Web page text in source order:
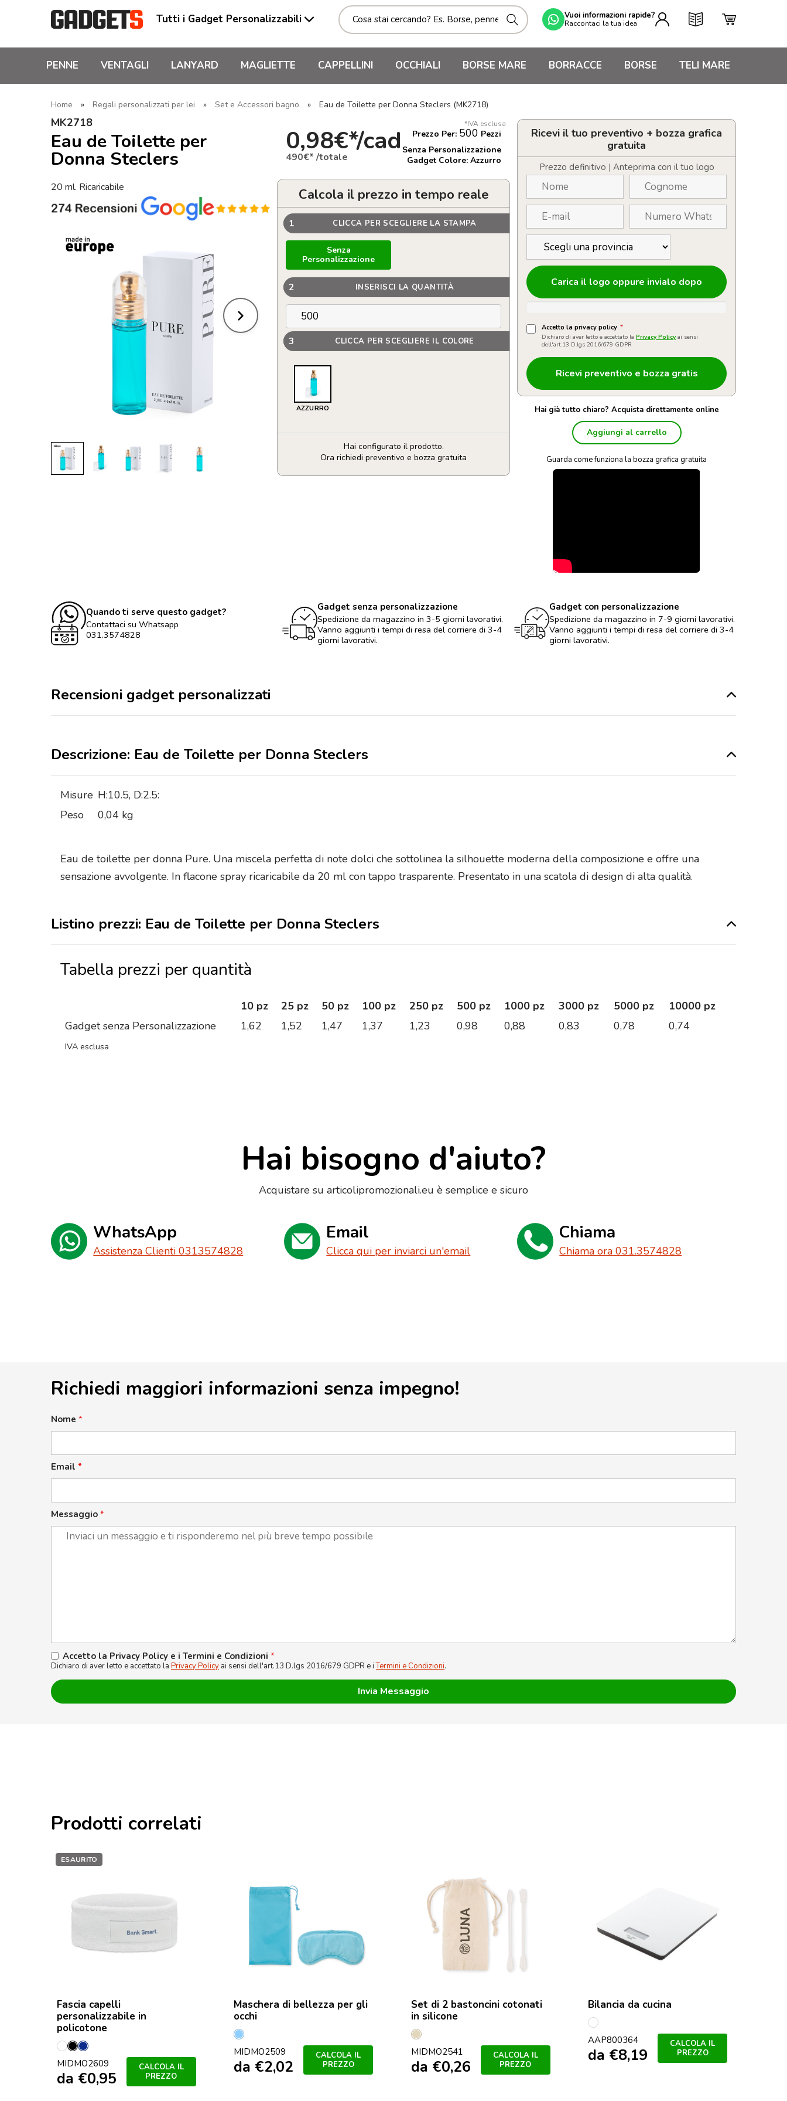
Tutti i Gadget Personalizzabili Vuoi informazioni rapide?
Raccontaci la tua idea
PENNE VENTAGLI LANYARD MAGLIETTE CAPPELLINI OCCHIALI BORSE MARE BORRACCE BORSE TELI MARE
Home » Regali personalizzati per lei » Set e Accessori bagno » Eau de Toilette per Donna Steclers (MK2718)
MK2718
Eau de Toilette per
Donna Steclers
20 ml. Ricaricabile
*IVA esclusa
0,98€*/cad
490€* /totale
Prezzo Per: 500 Pezzi
Senza Personalizzazione
Gadget Colore: Azzurro
Calcola il prezzo in tempo reale
1 CLICCA PER SCEGLIERE LA STAMPA
Senza
Personalizzazione
2 INSERISCI LA QUANTITÀ
3 CLICCA PER SCEGLIERE IL COLORE
AZZURRO
Hai configurato il prodotto.
Ora richiedi preventivo e bozza gratuita
Eau
Ricevi il tuo preventivo + bozza grafica
gratuita
Prezzo definitivo | Anteprima con il tuo logo
Carica il logo oppure invialo dopo
Accetto la privacy policy *
Dichiaro di aver letto e accettato la Privacy Policy ai sensi
dell'art.13 D.lgs 2016/679 GDPR
Hai già tutto chiaro? Acquista direttamente online
Aggiungi al carrello
Guarda come funziona la bozza grafica gratuita
Quando ti serve questo gadget?
Contattaci su Whatsapp
031.3574828
Gadget senza personalizzazione
Spedizione da magazzino in 3-5 giorni lavorativi.
Vanno aggiunti i tempi di resa del corriere di 3-4
giorni lavorativi.
Gadget con personalizzazione
Spedizione da magazzino in 7-9 giorni lavorativi.
Vanno aggiunti i tempi di resa del corriere di 3-4
giorni lavorativi.
Recensioni gadget personalizzati
Descrizione: Eau de Toilette per Donna Steclers
Misure H:10.5, D:2.5:
Peso
0,04 kg
Eau de toilette per donna Pure. Una miscela perfetta di note dolci che sottolinea la silhouette moderna della composizione e offre una
sensazione avvolgente. In flacone spray ricaricabile da 20 ml con tappo trasparente. Presentato in una scatola di design di alta qualità.
Listino prezzi: Eau de Toilette per Donna Steclers
Tabella prezzi per quantità
10 pz 25 pz 50 pz 100 pz 250 pz 500 pz 1000 pz 3000 pz 5000 pz
10000 pz
Gadget senza Personalizzazione
1,62 1,52 1,47 1,37 1,23 0,98 0,88 0,83 0,78 0,74
IVA esclusa
Hai bisogno d'aiuto?
Acquistare su articolipromozionali.eu è semplice e sicuro
WhatsApp
Assistenza Clienti 0313574828
Email
Clicca qui per inviarci un'email
Chiama
Chiama ora 031.3574828
Richiedi maggiori informazioni senza impegno!
Nome *
Email *
Messaggio *
Accetto la Privacy Policy e i Termini e Condizioni *
Dichiaro di aver letto e accettato la Privacy Policy ai sensi dell'art.13 D.lgs 2016/679 GDPR e iTermini e Condizioni.
Prodotti correlati
ESAURITO
Fascia capelli
personalizzabile in
policotone
Bianco
NeroFrancese
Navy
MIDMO2609
da €0,95
CALCOLA IL
PREZZO
Maschera di bellezza per gli
occhi
Blu
Bambino
MIDMO2509
da €2,02
CALCOLA IL
PREZZO
Set di 2 bastoncini cotonati
in silicone
Beige
MIDMO2541
da €0,26
CALCOLA IL
PREZZO
Bilancia da cucina
multicolore
AAP800364
da €8,19
CALCOLA IL
PREZZO